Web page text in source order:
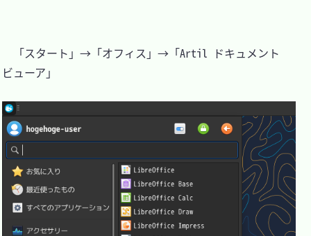
「スタート」→「オフィス」→「Artil ドキュメント
ビューア」